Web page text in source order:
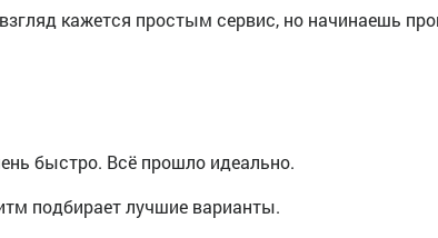
кажется простым сервис, но начинаешь
быстро. Всё прошло идеально.
подбирает лучшие варианты.